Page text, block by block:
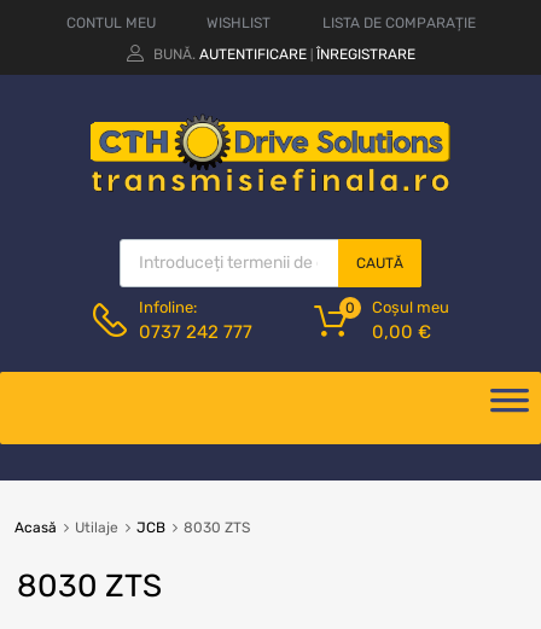
CONTUL MEU WISHLIST
LISTA DE COMPARAȚIE
BUNĂ. AUTENTIFICARE ÎNREGISTRARE
CAUTĂ
Infoline:
0737 242 777
Coșul meu
0,00 €
0
Acasă Utilaje JCB 8030 ZTS
8030 ZTS